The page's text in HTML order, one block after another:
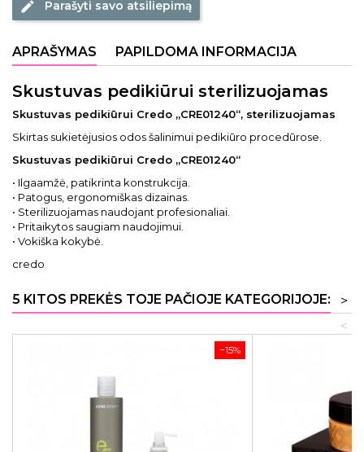
edit Parašyti savo atsiliepimą
APRAŠYMAS PAPILDOMA INFORMACIJA
Skustuvas pedikiūrui sterilizuojamas
Skustuvas pedikiūrui Credo „CRE01240“, sterilizuojamas
Skirtas sukietėjusios odos šalinimui pedikiūro procedūrose.
Skustuvas pedikiūrui Credo „CRE01240“
• Ilgaamžė, patikrinta konstrukcija.
• Patogus, ergonomiškas dizainas.
• Sterilizuojamas naudojant profesionaliai.
• Pritaikytos saugiam naudojimui.
• Vokiška kokybė.
credo
5 KITOS PREKĖS TOJE PAČIOJE KATEGORIJOJE:
>
<
−15%